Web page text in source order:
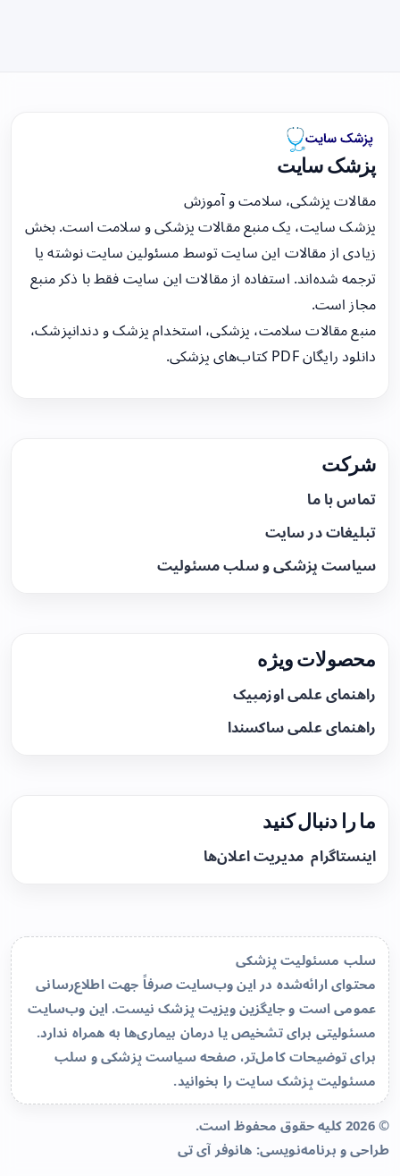
پزشک سایت
مقالات پزشکی، سلامت و آموزش
پزشک سایت، یک منبع مقالات پزشکی و سلامت است. بخش
زیادی از مقالات این سایت توسط مسئولین سایت نوشته یا
ترجمه شده‌اند. استفاده از مقالات این سایت فقط با ذکر منبع
مجاز است.
منبع مقالات سلامت، پزشکی، استخدام پزشک و دندانپزشک،
دانلود رایگان PDF کتاب‌های پزشکی.
شرکت
تماس با ما
تبلیغات در سایت
سیاست پزشکی و سلب مسئولیت
محصولات ویژه
راهنمای علمی اوزمپیک
راهنمای علمی ساکسندا
ما را دنبال کنید
اینستاگرام مدیریت اعلان‌ها
سلب مسئولیت پزشکی
محتوای ارائه‌شده در این وب‌سایت صرفاً جهت اطلاع‌رسانی
عمومی است و جایگزین ویزیت پزشک نیست. این وب‌سایت
مسئولیتی برای تشخیص یا درمان بیماری‌ها به همراه ندارد.
برای توضیحات کامل‌تر، صفحهسیاست پزشکی و سلب
مسئولیت پزشک سایترا بخوانید.
© 2026 کلیه حقوق محفوظ است.
طراحی و برنامه‌نویسی: هانوفر آی تی